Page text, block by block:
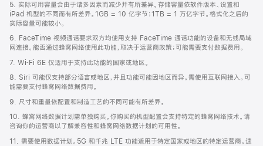
5. 实际可用容量会由于诸多因素而减少并有所差异。存储容量依软件版本、设置和
iPad 机型的不同而有所差异。1GB = 10 亿字节；1TB = 1 万亿字节。格式化之后的
实际容量可能较小。
6. FaceTime 视频通话要求双方均使用支持 FaceTime 通话功能的设备和无线局域
网连接。能否通过蜂窝网络使用此功能，取决于运营商政策；可能需要支付数据费用。
7. Wi‑Fi 6E 仅适用于支持此功能的国家或地区。
8. Siri 可能仅支持部分语言或地区，并且功能可能因地区而异。需使用互联网接入。可
能需要支付蜂窝网络数据费用。
9. 尺寸和重量依配置和制造工艺的不同可能有所差异。
10. 蜂窝网络数据计划需单独购买。你购买的机型配置会支持特定的蜂窝网络技术。请
咨询你的运营商以了解兼容性和蜂窝网络数据计划的可用性。
11. 需要使用数据计划。5G 和千兆 LTE 功能适用于特定国家或地区的特定运营商。速